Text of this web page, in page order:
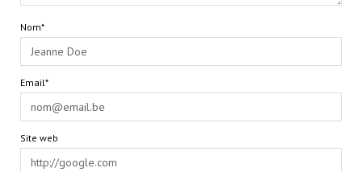
Nom*
Email*
Site web